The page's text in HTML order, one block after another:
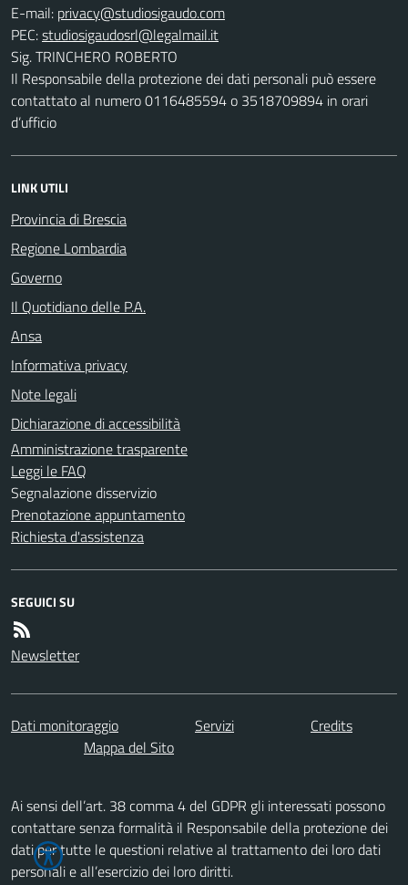
E-mail:
PEC:
Sig. TRINCHERO ROBERTO
Il Responsabile della protezione dei dati personali può essere
contattato al numero 0116485594 o 3518709894 in orari
d’ufficio
LINK UTILI
Provincia di Brescia
Regione Lombardia
Governo
Il Quotidiano delle P.A.
Ansa
Informativa privacy
Note legali
Dichiarazione di accessibilità
Amministrazione trasparente
Leggi le FAQ
Segnalazione disservizio
Prenotazione appuntamento
Richiesta d'assistenza
SEGUICI SU
Newsletter
Dati monitoraggio Servizi
Credits
Mappa del Sito
Ai sensi dell’art. 38 comma 4 del GDPR gli interessati possono
contattare senza formalità il Responsabile della protezione dei
dati per tutte le questioni relative al trattamento dei loro dati
personali e all’esercizio dei loro diritti.